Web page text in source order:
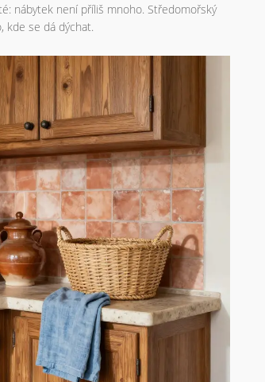
nábytek není příliš mnoho. Středomořský
kde se dá dýchat.